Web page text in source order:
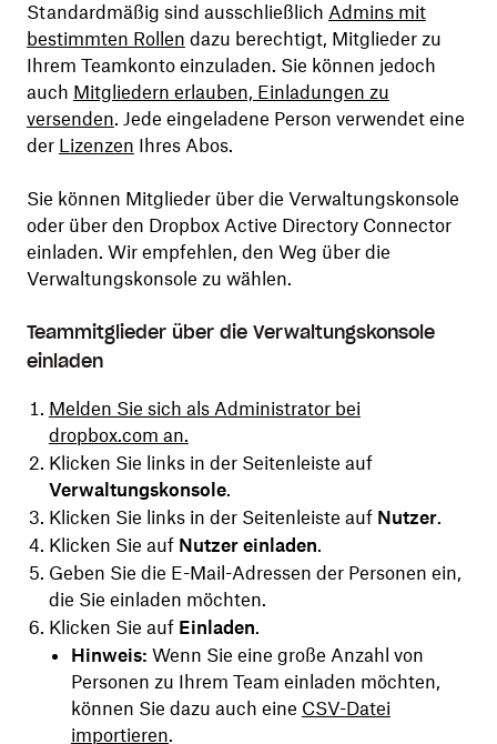
Standardmäßig sind ausschließlich Admins mit
bestimmten Rollen dazu berechtigt, Mitglieder zu
Ihrem Teamkonto einzuladen. Sie können jedoch
auch Mitgliedern erlauben, Einladungen zu
versenden. Jede eingeladene Person verwendet eine
der Lizenzen Ihres Abos.
Sie können Mitglieder über die Verwaltungskonsole
oder über den Dropbox Active Directory Connector
einladen. Wir empfehlen, den Weg über die
Verwaltungskonsole zu wählen.
Teammitglieder über die Verwaltungskonsole
einladen
Melden Sie sich als Administrator bei
dropbox.com an.
Klicken Sie links in der Seitenleiste auf
Verwaltungskonsole.
Klicken Sie links in der Seitenleiste auf Nutzer.
Klicken Sie auf Nutzer einladen.
Geben Sie die E-Mail-Adressen der Personen ein,
die Sie einladen möchten.
Klicken Sie auf Einladen.
Hinweis: Wenn Sie eine große Anzahl von
Personen zu Ihrem Team einladen möchten,
können Sie dazu auch eine CSV-Datei
importieren.